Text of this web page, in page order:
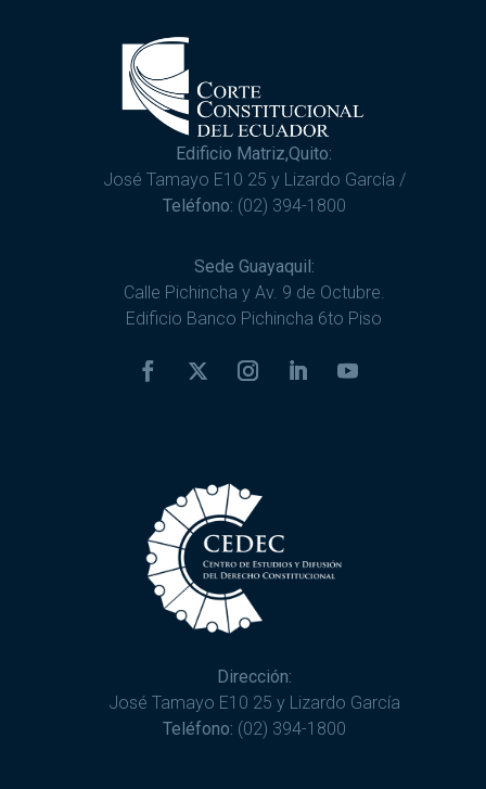
Edificio Matriz,Quito:
José Tamayo E10 25 y Lizardo García /
Teléfono: (02) 394-1800
Sede Guayaquil:
Calle Pichincha y Av. 9 de Octubre.
Edificio Banco Pichincha 6to Piso
Dirección:
José Tamayo E10 25 y Lizardo García
Teléfono: (02) 394-1800